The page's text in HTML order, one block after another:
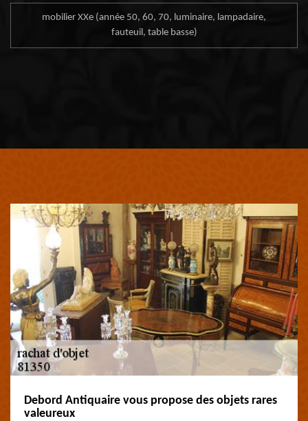
mobilier XXe (année 50, 60, 70, luminaire, lampadaire,
fauteuil, table basse)
Debord Antiquaire vous propose des objets rares
valeureux